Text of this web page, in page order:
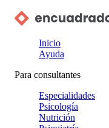
Inicio
Ayuda
Para consultantes
Especialidades
Psicología
Nutrición